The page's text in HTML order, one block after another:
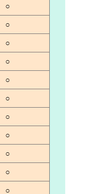
○
○
○
○
○
○
○
○
○
○
○